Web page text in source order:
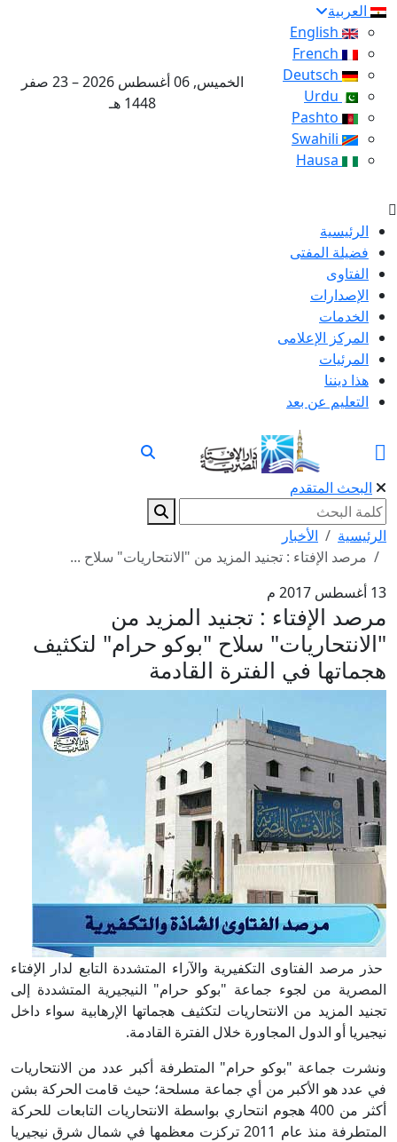
العربية
الخميس, 06 أغسطس 2026 – 23 صفر
1448 هـ
الرئيسية
فضيلة المفتى
الفتاوى
الإصدارات
الخدمات
المركز الإعلامى
المرئيات
هذا ديننا
التعليم عن بعد
البحث المتقدم
الرئيسية
الأخبار
مرصد الإفتاء : تجنيد المزيد من "الانتحاريات" سلاح ...
13 أغسطس 2017 م
مرصد الإفتاء : تجنيد المزيد من
"الانتحاريات" سلاح "بوكو حرام" لتكثيف
هجماتها في الفترة القادمة
حذر مرصد الفتاوى التكفيرية والآراء المتشددة التابع لدار الإفتاء
المصرية من لجوء جماعة "بوكو حرام" النيجيرية المتشددة إلى
تجنيد المزيد من الانتحاريات لتكثيف هجماتها الإرهابية سواء داخل
نيجيريا أو الدول المجاورة خلال الفترة القادمة.
ونشرت جماعة "بوكو حرام" المتطرفة أكبر عدد من الانتحاريات
في عدد هو الأكبر من أي جماعة مسلحة؛ حيث قامت الحركة بشن
أكثر من 400 هجوم انتحاري بواسطة الانتحاريات التابعات للحركة
المتطرفة منذ عام 2011 تركزت معظمها في شمال شرق نيجيريا